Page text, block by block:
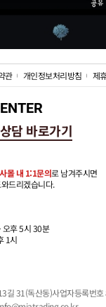
관 개인정보처리방침 제
담 바로가기
몰 내 1:1문의로 남겨주시면
드리겠습니다.
오후 5시 30분
1시
길 31(독산동)사업자등록번